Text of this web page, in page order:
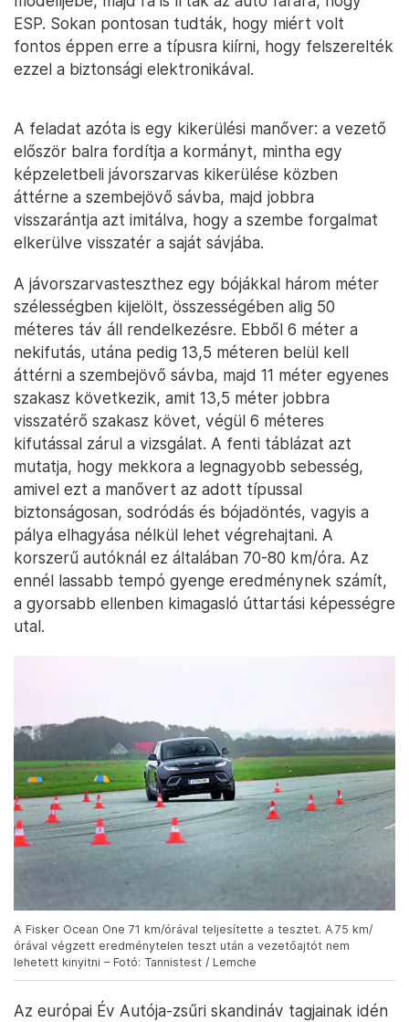
ESP. Sokan pontosan tudták, hogy miért volt
fontos éppen erre a típusra kiírni, hogy felszerelték
ezzel a biztonsági elektronikával.
A feladat azóta is egy kikerülési manőver: a vezető
először balra fordítja a kormányt, mintha egy
képzeletbeli jávorszarvas kikerülése közben
áttérne a szembejövő sávba, majd jobbra
visszarántja azt imitálva, hogy a szembe forgalmat
elkerülve visszatér a saját sávjába.
A jávorszarvasteszthez egy bójákkal három méter
szélességben kijelölt, összességében alig 50
méteres táv áll rendelkezésre. Ebből 6 méter a
nekifutás, utána pedig 13,5 méteren belül kell
áttérni a szembejövő sávba, majd 11 méter egyenes
szakasz következik, amit 13,5 méter jobbra
visszatérő szakasz követ, végül 6 méteres
kifutással zárul a vizsgálat. A fenti táblázat azt
mutatja, hogy mekkora a legnagyobb sebesség,
amivel ezt a manővert az adott típussal
biztonságosan, sodródás és bójadöntés, vagyis a
pálya elhagyása nélkül lehet végrehajtani. A
korszerű autóknál ez általában 70-80 km/óra. Az
ennél lassabb tempó gyenge eredménynek számít,
a gyorsabb ellenben kimagasló úttartási képességre
utal.
A Fisker Ocean One 71 km/órával teljesítette a tesztet. A 75 km/
órával végzett eredménytelen teszt után a vezetőajtót nem
lehetett kinyitni – Fotó: Tannistest / Lemche
Az európai Év Autója-zsűri skandináv tagjainak idén